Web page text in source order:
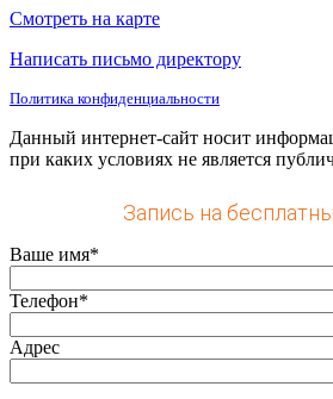
Смотреть на карте
Написать письмо директору
Политика конфиденциальности
Данный интернет-сайт носит
при каких условиях не является
Запись на
Ваше имя*
Телефон*
Адрес